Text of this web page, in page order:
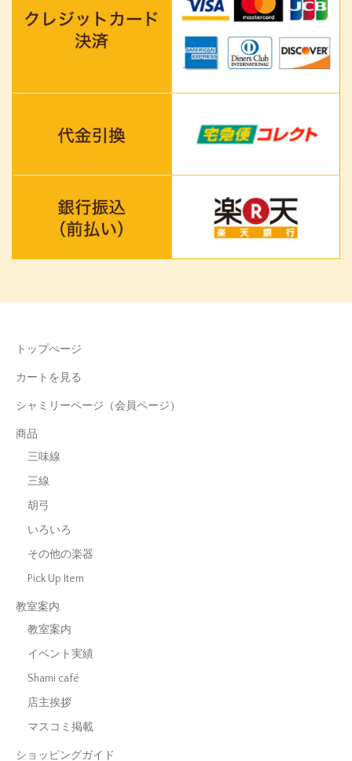
トップぺージ
カートを見る
シャミリーページ（会員ページ）
商品
三味線
三線
胡弓
いろいろ
その他の楽器
Pick Up Item
教室案内
教室案内
イベント実績
Shami café
店主挨拶
マスコミ掲載
ショッピングガイド